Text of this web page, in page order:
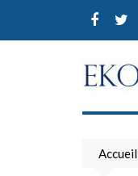
content
Accueil